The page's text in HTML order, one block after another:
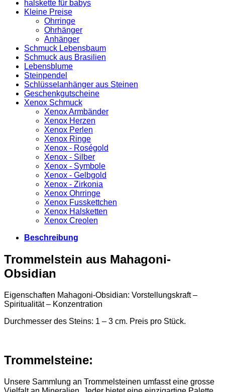
halskette für babys
Kleine Preise
Ohrringe
Ohrhänger
Anhänger
Schmuck Lebensbaum
Schmuck aus Brasilien
Lebensblume
Steinpendel
Schlüsselanhänger aus Steinen
Geschenkgutscheine
Xenox Schmuck
Xenox Armbänder
Xenox Herzen
Xenox Perlen
Xenox Ringe
Xenox - Roségold
Xenox - Silber
Xenox - Symbole
Xenox - Gelbgold
Xenox - Zirkonia
Xenox Ohrringe
Xenox Fusskettchen
Xenox Halsketten
Xenox Creolen
Beschreibung
Trommelstein aus Mahagoni-
Obsidian
Eigenschaften Mahagoni-Obsidian: Vorstellungskraft –
Spiritualität – Konzentration
Durchmesser des Steins: 1 – 3 cm. Preis pro Stück.
Trommelsteine:
Unsere Sammlung an Trommelsteinen umfasst eine grosse